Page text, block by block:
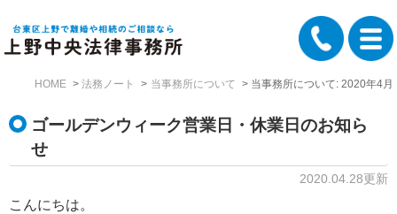
HOME 法務ノート 当事務所について 当事務所について: 2020年4月
ゴールデンウィーク営業日・休業日のお知ら
せ
2020.04.28更新
こんにちは。